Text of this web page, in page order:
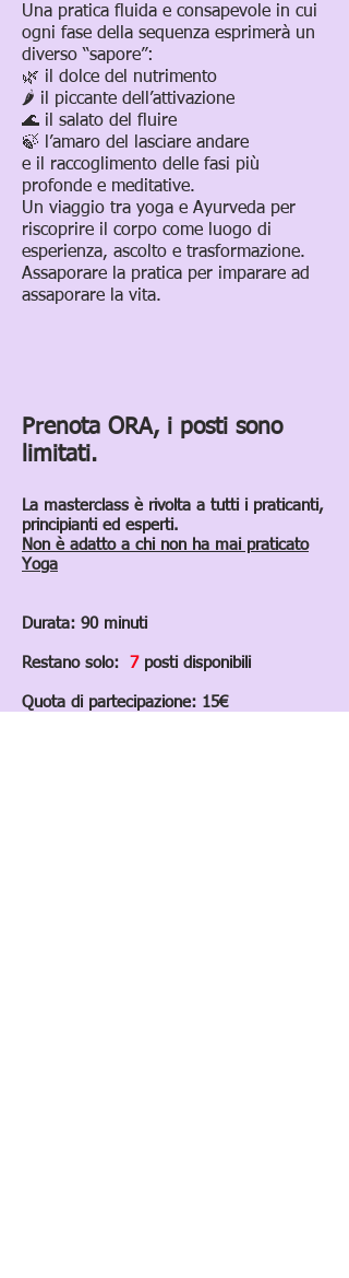
Una pratica fluida e consapevole in cui
ogni fase della sequenza esprimerà un
diverso “sapore”:
🌿 il dolce del nutrimento
🌶️ il piccante dell’attivazione
🌊 il salato del fluire
🍃 l’amaro del lasciare andare
e il raccoglimento delle fasi più
profonde e meditative.
Un viaggio tra yoga e Ayurveda per
riscoprire il corpo come luogo di
esperienza, ascolto e trasformazione.
Assaporare la pratica per imparare ad
assaporare la vita.
Prenota ORA, i posti sono
limitati.
La masterclass è rivolta a tutti i praticanti,
principianti ed esperti.
Non è adatto a chi non ha mai praticato
Yoga
Durata: 90 minuti
Restano solo: 7 posti disponibili
Quota di partecipazione: 15€